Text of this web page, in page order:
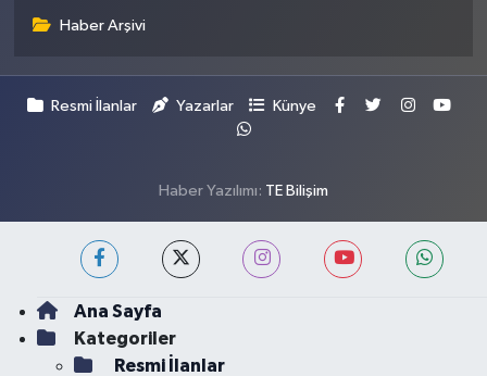
Haber Arşivi
Resmi İlanlar Yazarlar Künye
Haber Yazılımı: TE Bilişim
Ana Sayfa
Kategoriler
Resmi İlanlar